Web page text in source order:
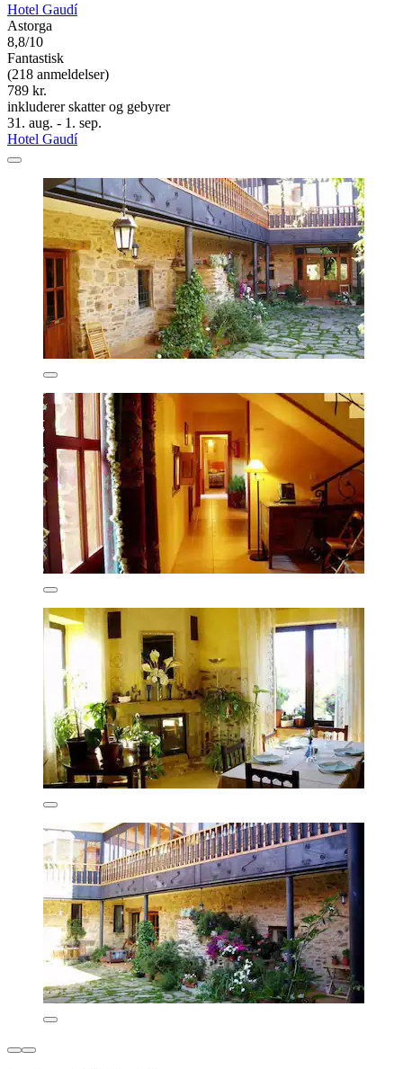
Hotel Gaudí
Astorga
8,8/10
Fantastisk
(218 anmeldelser)
789 kr.
inkluderer skatter og gebyrer
31. aug. - 1. sep.
Hotel Gaudí